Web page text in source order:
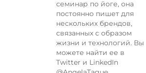
семинар по йоге, она
постоянно пишет для
нескольких брендов,
связанных с образом
жизни и технологий. Вы
можете найти ее в
Twitter и LinkedIn